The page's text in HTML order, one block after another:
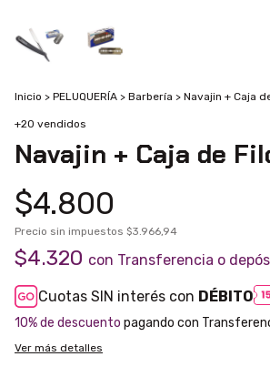
Inicio > PELUQUERÍA > Barbería > Navajin + Caja
+20 vendidos
Navajin + Caja de
$4.800
Precio sin impuestos $3.966,94
$4.320 con Transferencia o
Cuotas SIN interés con DÉBITO
10% de descuento pagando con
Ver más detalles